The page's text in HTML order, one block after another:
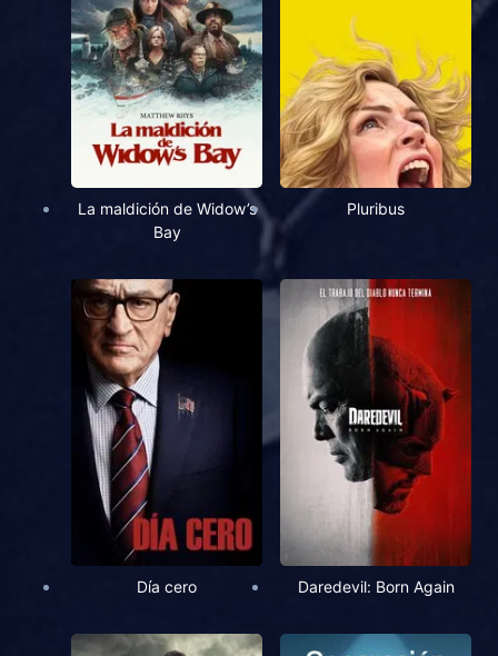
La maldición de Widow’s
Bay
Pluribus
Día cero Daredevil: Born Again